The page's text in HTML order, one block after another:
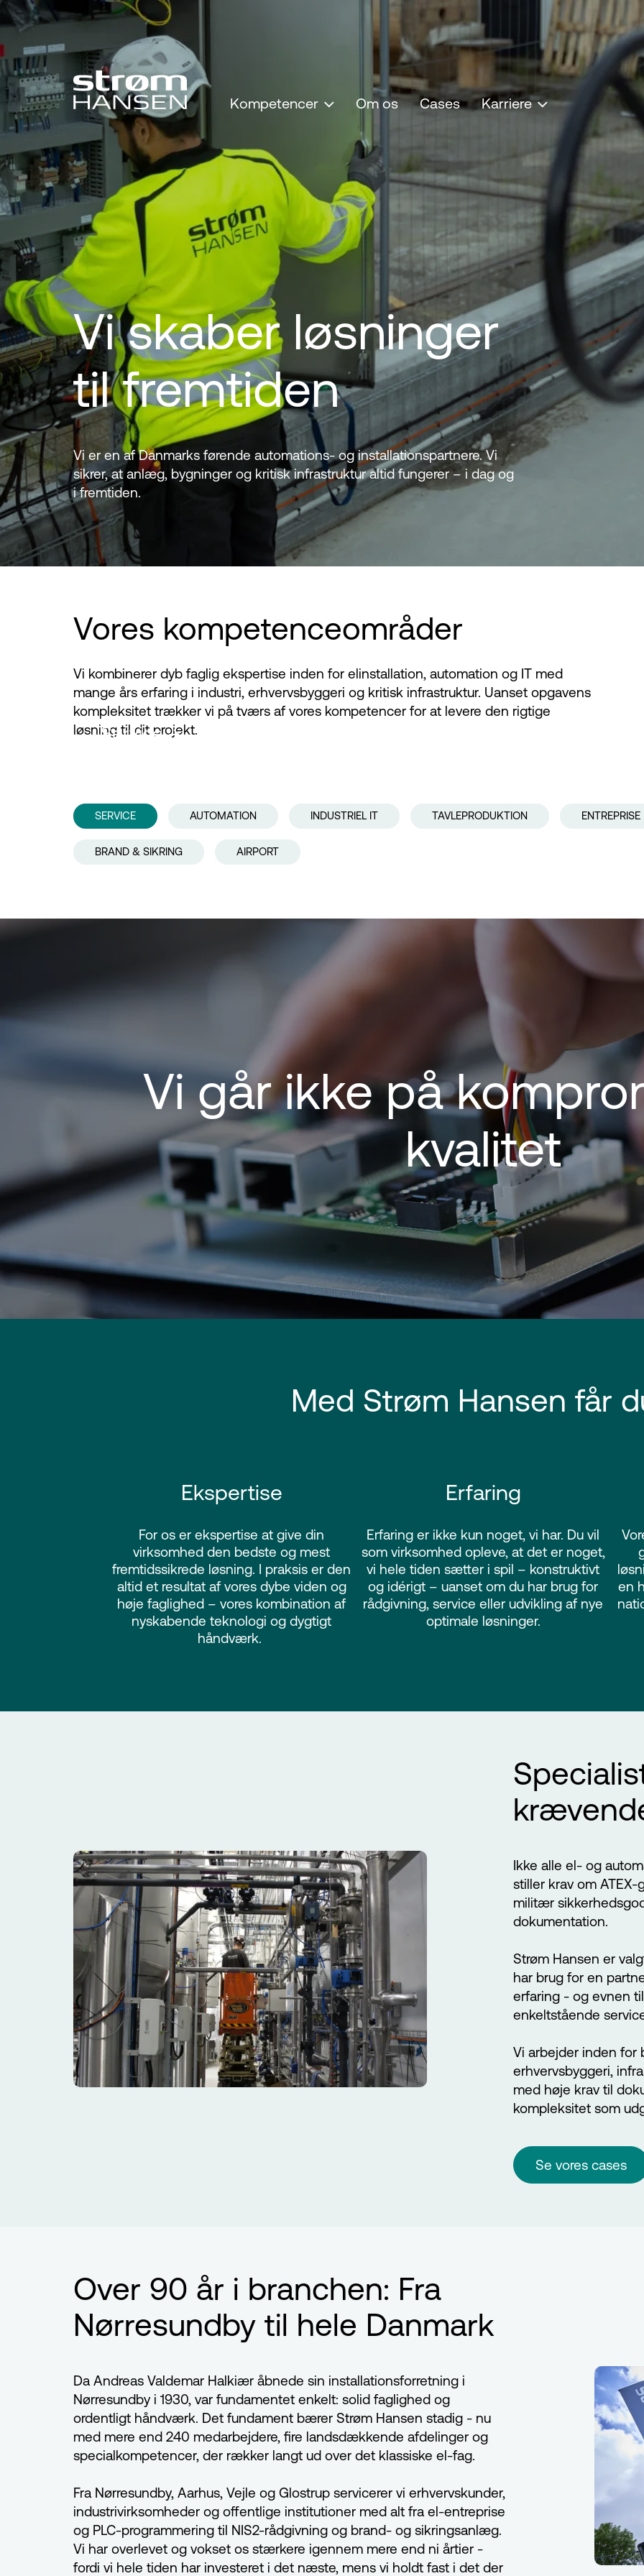
Kompetencer Om os Cases Karriere
Vi skaber løsninger
til fremtiden
Vi er en af Danmarks førende automations- og installationspartnere. Vi
sikrer, at anlæg, bygninger og kritisk infrastruktur altid fungerer – i dag og
i fremtiden.
Vores kompetenceområder
Vi kombinerer dyb faglig ekspertise inden for elinstallation, automation og IT med
mange års erfaring i industri, erhvervsbyggeri og kritisk infrastruktur. Uanset opgavens
kompleksitet trækker vi på tværs af vores kompetencer for at levere den rigtige
løsning til dit projekt.
Service
SERVICE AUTOMATION INDUSTRIEL IT TAVLEPRODUKTION ENTREPRISE
BRAND & SIKRING AIRPORT
Vi går ikke på
kvalitet
Med Strøm Hansen får
Ekspertise
For os er ekspertise at give din
virksomhed den bedste og mest
fremtidssikrede løsning. I praksis er den
altid et resultat af vores dybe viden og
høje faglighed – vores kombination af
nyskabende teknologi og dygtigt
håndværk.
Erfaring
Erfaring er ikke kun noget, vi har. Du vil
som virksomhed opleve, at det er noget,
vi hele tiden sætter i spil – konstruktivt
og idérigt – uanset om du har brug for
rådgivning, service eller udvikling af nye
optimale løsninger.
en
Ikke alle el- og
stiller krav om
militær
dokumentation.
Strøm Hansen er
har brug for en
erfaring - og evnen
enkeltstående
Vi arbejder inden for
erhvervsbyggeri,
med høje krav til
kompleksitet som
Se vores cases
Over 90 år i branchen: Fra
Nørresundby til hele Danmark
Da Andreas Valdemar Halkiær åbnede sin installationsforretning i
Nørresundby i 1930, var fundamentet enkelt: solid faglighed og
ordentligt håndværk. Det fundament bærer Strøm Hansen stadig - nu
med mere end 240 medarbejdere, fire landsdækkende afdelinger og
specialkompetencer, der rækker langt ud over det klassiske el-fag.
Fra Nørresundby, Aarhus, Vejle og Glostrup servicerer vi erhvervskunder,
industrivirksomheder og offentlige institutioner med alt fra el-entreprise
og PLC-programmering til NIS2-rådgivning og brand- og sikringsanlæg.
Vi har overlevet og vokset os stærkere igennem mere end ni årtier -
fordi vi hele tiden har investeret i det næste, mens vi holdt fast i det der